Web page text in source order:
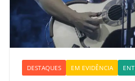
DESTAQUES EM EVIDÊNCIA